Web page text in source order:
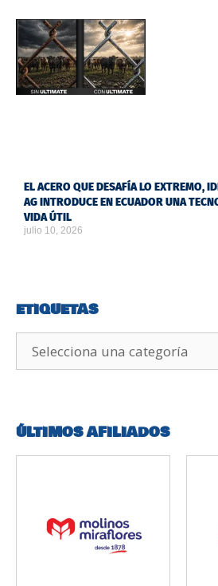
EL ACERO QUE DESAFÍA LO EXTREMO,
AG INTRODUCE EN ECUADOR UNA
VIDA ÚTIL
julio 10, 2026
ETIQUETAS
ÚLTIMOS AFILIADOS